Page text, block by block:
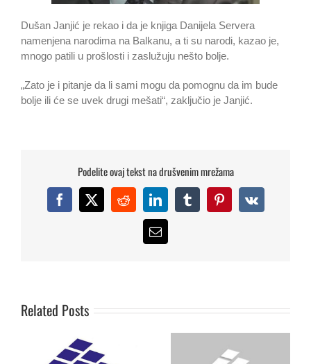
Dušan Janjić je rekao i da je knjiga Danijela Servera
namenjena narodima na Balkanu, a ti su narodi, kazao je,
mnogo patili u prošlosti i zaslužuju nešto bolje.
„Zato je i pitanje da li sami mogu da pomognu da im bude
bolje ili će se uvek drugi mešati“, zaključio je Janjić.
Podelite ovaj tekst na drušvenim mrežama
Facebook
X RedditLinkedInTumblrPinterest
Vk
Email
Related Posts
-2000. godine